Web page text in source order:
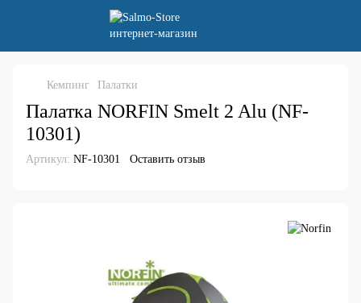
Кемпинг Палатки
Палатка NORFIN Smelt 2 Alu (NF-
10301)
Артикул: NF-10301 Оставить отзыв